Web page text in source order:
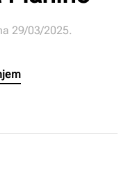
29/03/2025.